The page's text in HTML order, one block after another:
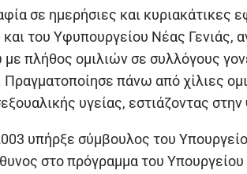
σε ημερήσιες και κυριακάτικες
του Υφυπουργείου Νέας Γενιάς,
πλήθος ομιλιών σε συλλόγους
Πραγματοποίησε πάνω από χίλιες
υγείας, εστιάζοντας
υπήρξε σύμβουλος του
στο πρόγραμμα του